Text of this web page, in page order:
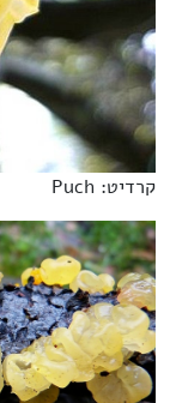
קרדיט: Puch